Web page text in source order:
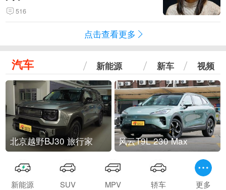
516
点击查看更多
汽车 新能源 新车 视频
北京越野BJ30 旅行家 风云T9L 230 Max
新能源 SUV MPV 轿车 更多